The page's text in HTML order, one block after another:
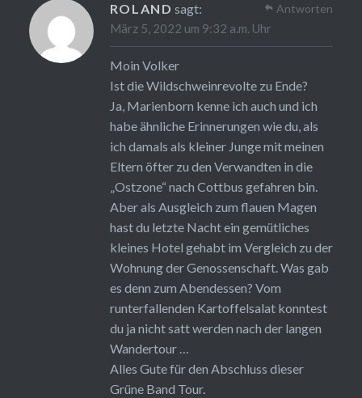
ROLAND sagt:
März 5, 2022 um 9:32 a.m. Uhr
Moin Volker
Ist die Wildschweinrevolte zu Ende?
Ja, Marienborn kenne ich auch und ich
habe ähnliche Erinnerungen wie du, als
ich damals als kleiner Junge mit meinen
Eltern öfter zu den Verwandten in die
„Ostzone“ nach Cottbus gefahren bin.
Aber als Ausgleich zum flauen Magen
hast du letzte Nacht ein gemütliches
kleines Hotel gehabt im Vergleich zu der
Wohnung der Genossenschaft. Was gab
es denn zum Abendessen? Vom
runterfallenden Kartoffelsalat konntest
du ja nicht satt werden nach der langen
Wandertour …
Alles Gute für den Abschluss dieser
Grüne Band Tour.
Antworten